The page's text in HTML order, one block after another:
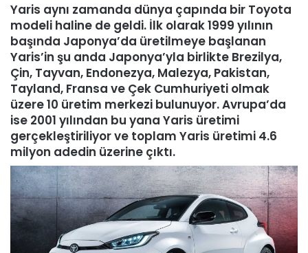
Yaris aynı zamanda dünya çapında bir Toyota
modeli haline de geldi. İlk olarak 1999 yılının
başında Japonya’da üretilmeye başlanan
Yaris’in şu anda Japonya’yla birlikte Brezilya,
Çin, Tayvan, Endonezya, Malezya, Pakistan,
Tayland, Fransa ve Çek Cumhuriyeti olmak
üzere 10 üretim merkezi bulunuyor. Avrupa’da
ise 2001 yılından bu yana Yaris üretimi
gerçekleştiriliyor ve toplam Yaris üretimi 4.6
milyon adedin üzerine çıktı.